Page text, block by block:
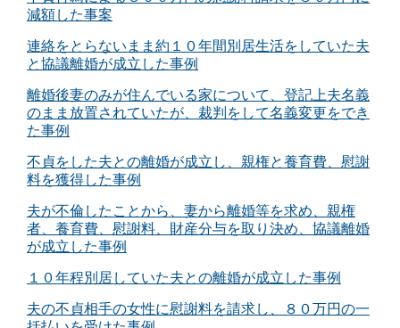
減額した事案
連絡をとらないまま約１０年間別居生活をしていた夫
と協議離婚が成立した事例
離婚後妻のみが住んでいる家について、登記上夫名義
のまま放置されていたが、裁判をして名義変更をでき
た事例
不貞をした夫との離婚が成立し、親権と養育費、慰謝
料を獲得した事例
夫が不倫したことから、妻から離婚等を求め、親権
者、養育費、慰謝料、財産分与を取り決め、協議離婚
が成立した事例
１０年程別居していた夫との離婚が成立した事例
夫の不貞相手の女性に慰謝料を請求し、８０万円の一